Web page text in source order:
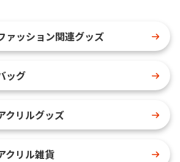
ァッション関連グッズ
ッグ
クリルグッズ
クリル雑貨